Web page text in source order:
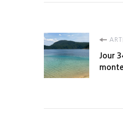
d'article
Jour